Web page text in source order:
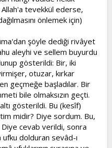
Allah'a tevekkül ederse,
önlemek için)
şöyle dediği rivâyet
aleyhi ve sellem buyurdu
gösterildi: Bir, iki
otuzar, kırkar
geçmeğe başladılar. Bir
bile olmaksızın geçti.
gösterildi. Bu (kesîf)
midir? Diye sordum. Bu,
cevab verildi, sonra
ufku dolduran sevâd-ı